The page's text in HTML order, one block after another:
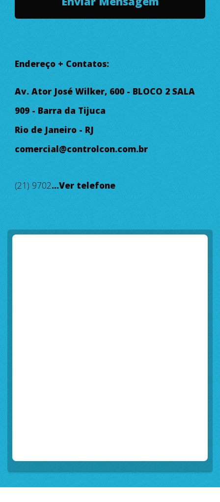
Endereço + Contatos:
Av. Ator José Wilker, 600 - BLOCO 2 SALA
909 - Barra da Tijuca
Rio de Janeiro - RJ
comercial@controlcon.com.br
(21) 9702...Ver telefone